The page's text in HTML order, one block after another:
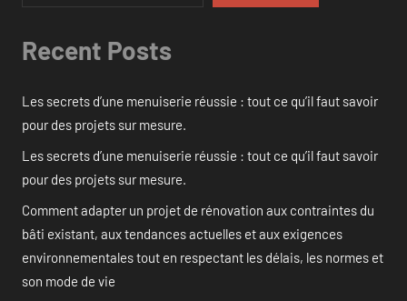
Recent Posts
Les secrets d’une menuiserie réussie : tout ce qu’il faut savoir
pour des projets sur mesure.
Les secrets d’une menuiserie réussie : tout ce qu’il faut savoir
pour des projets sur mesure.
Comment adapter un projet de rénovation aux contraintes du
bâti existant, aux tendances actuelles et aux exigences
environnementales tout en respectant les délais, les normes et
son mode de vie